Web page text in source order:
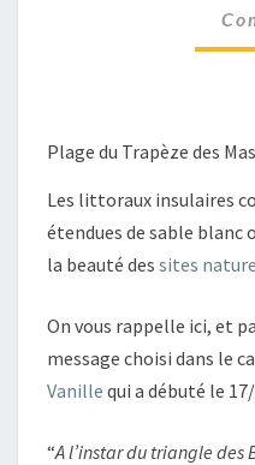
Plage du Trapèze des
Les littoraux insulaires
étendues de sable blanc
la beauté des sites
On vous rappelle ici, et
message choisi dans le
Vanille qui a débuté le
“A l’instar du triangle des